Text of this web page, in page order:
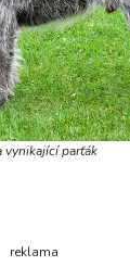
vynikající parťák
reklama